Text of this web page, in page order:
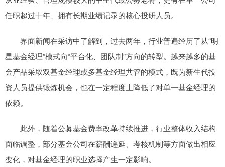
任职超过十年、拥有长期业绩记录的核心投研人员。
界面新闻在采访中了解到，过去两年，行业普遍经历了从“明
星基金经理”模式向“平台化、团队制”方向的转型。越来越多的基
金产品采取双基金经理或多基金经理共管的模式，既为新生代投
资人员提供锻炼机会，也在一定程度上降低了对单一基金经理的
依赖。
此外，随着公募基金费率改革持续推进，行业整体收入结构
面临调整，部分基金公司在薪酬递延、考核机制等方面做出相应
变化，对基金经理的职业选择产生一定影响。